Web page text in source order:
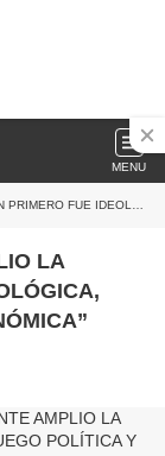
MENU
POLÍTICA Y AHORA ECONÓMICA”
LA